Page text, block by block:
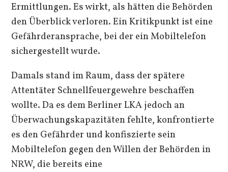
Ermittlungen. Es wirkt, als hätten die Behörden
den Überblick verloren. Ein Kritikpunkt ist eine
Gefährderansprache, bei der ein Mobiltelefon
sichergestellt wurde.
Damals stand im Raum, dass der spätere
Attentäter Schnellfeuergewehre beschaffen
wollte. Da es dem Berliner LKA jedoch an
Überwachungskapazitäten fehlte, konfrontierte
es den Gefährder und konfiszierte sein
Mobiltelefon gegen den Willen der Behörden in
NRW, die bereits eine